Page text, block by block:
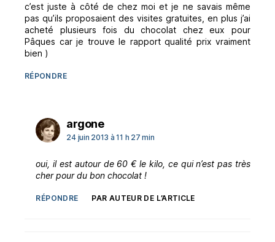
c’est juste à côté de chez moi et je ne savais même
pas qu’ils proposaient des visites gratuites, en plus j’ai
acheté plusieurs fois du chocolat chez eux pour
Pâques car je trouve le rapport qualité prix vraiment
bien )
RÉPONDRE
argonedit :
24 juin 2013 à 11 h 27 min
oui, il est autour de 60 € le kilo, ce qui n’est pas très
cher pour du bon chocolat !
RÉPONDRE PAR AUTEUR DE L’ARTICLE